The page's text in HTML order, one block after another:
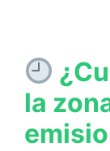
la